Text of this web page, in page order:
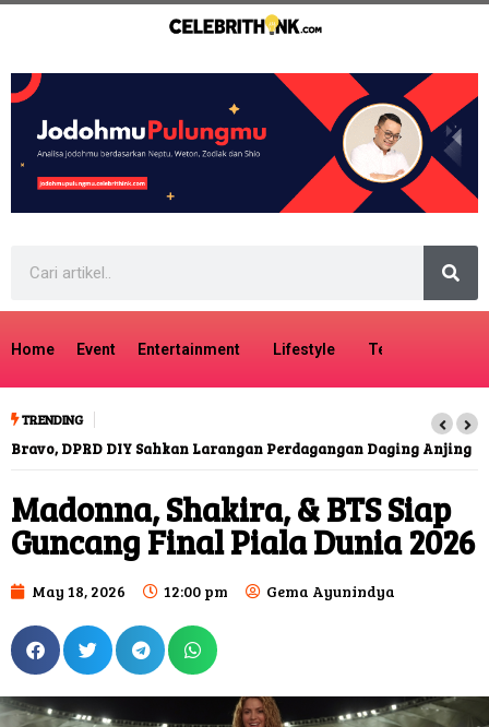
Home Event Entertainment Lifestyle Tech
TRENDING
Bravo, DPRD DIY Sahkan Larangan Perdagangan Daging Anjing
Madonna, Shakira, & BTS Siap
Guncang Final Piala Dunia 2026
May 18, 2026 12:00 pm Gema Ayunindya